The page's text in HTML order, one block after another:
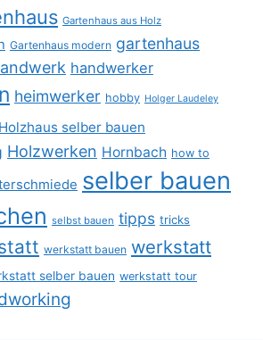
Gartenhaus aus Holz
Gartenhaus modern gartenhaus
handwerker
heimwerker hobby Holger Laudeley
Holzhaus selber bauen
Holzwerken Hornbach how to
selber bauen
selbst bauen tipps tricks
werkstatt bauen werkstatt
selber bauen werkstatt tour